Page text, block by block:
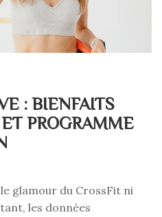
: BIENFAITS
PROGRAMME
glamour du CrossFit ni
les données